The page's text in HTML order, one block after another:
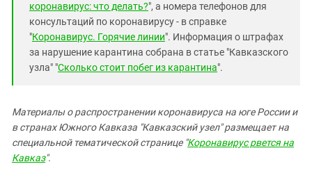
коронавирус: что делать?", а номера телефонов для
консультаций по коронавирусу - в справке
"Коронавирус. Горячие линии". Информация о штрафах
за нарушение карантина собрана в статье "Кавказского
узла" "Сколько стоит побег из карантина".
Материалы о распространении коронавируса на юге России и
в странах Южного Кавказа "Кавказский узел" размещает на
специальной тематической странице "Коронавирус рвется на
Кавказ".